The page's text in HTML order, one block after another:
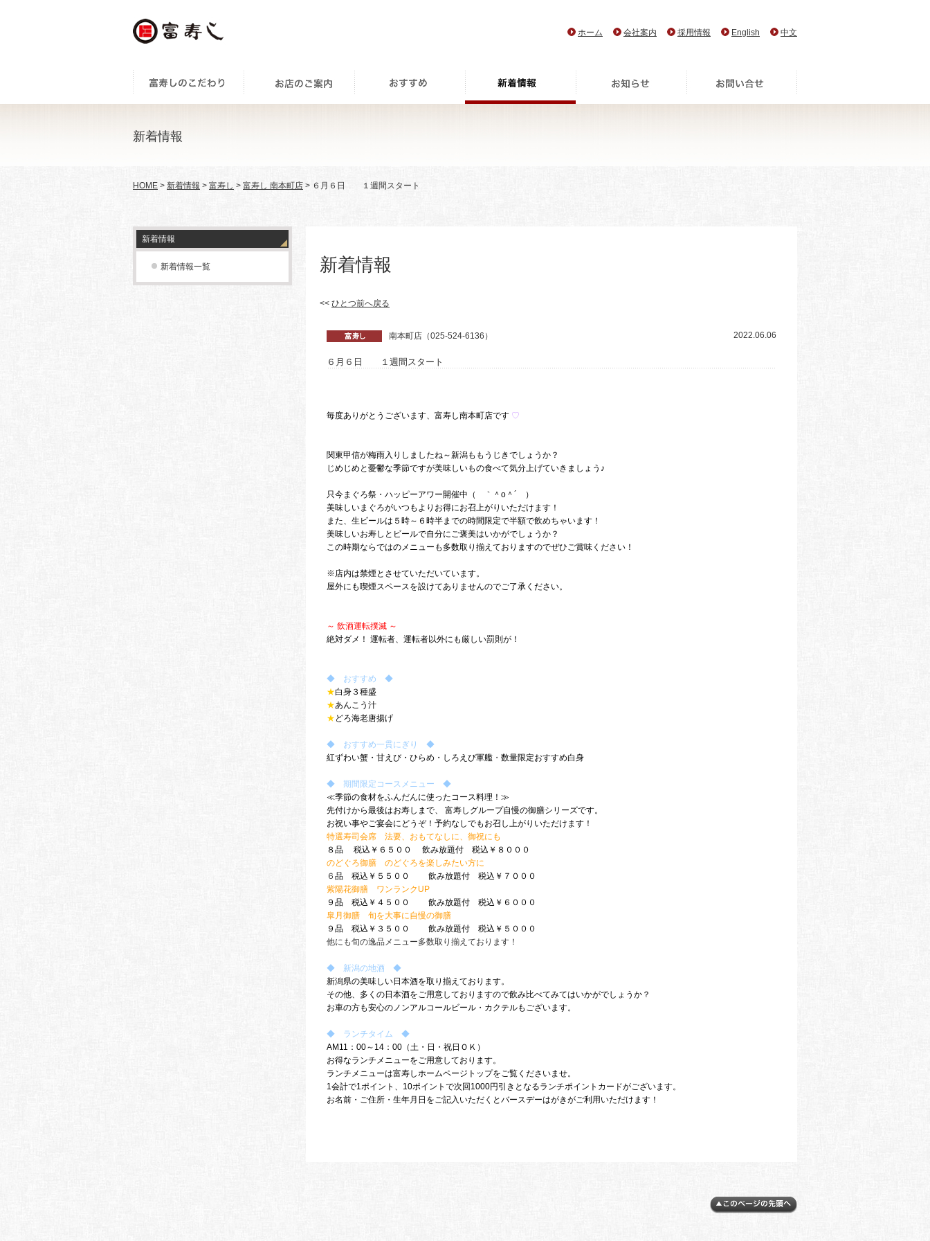
ホーム 会社案内 採用情報 English 中文
新着情報
HOME > 新着情報 > 富寿し > 富寿し 南本町店 > ６月６日 １週間スタート
新着情報
新着情報一覧 新着情報
<< ひとつ前へ戻る
南本町店（025-524-6136） 2022.06.06
６月６日 １週間スタート
毎度ありがとうございます、富寿し南本町店です ♡
関東甲信が梅雨入りしましたね～新潟ももうじきでしょうか？
じめじめと憂鬱な季節ですが美味しいもの食べて気分上げていきましょう♪
只今まぐろ祭・ハッピーアワー開催中（ ｀＾o＾´ ）
美味しいまぐろがいつもよりお得にお召上がりいただけます！
また、生ビールは５時～６時半までの時間限定で半額で飲めちゃいます！
美味しいお寿しとビールで自分にご褒美はいかがでしょうか？
この時期ならではのメニューも多数取り揃えておりますのでぜひご賞味ください！
※店内は禁煙とさせていただいています。
屋外にも喫煙スペースを設けてありませんのでご了承ください。
～ 飲酒運転撲滅 ～
絶対ダメ！ 運転者、運転者以外にも厳しい罰則が！
◆ おすすめ ◆
★白身３種盛
★あんこう汁
★ どろ海老唐揚げ
◆ おすすめ一貫にぎり ◆
紅ずわい蟹・甘えび・ひらめ・しろえび軍艦 ・ 数量限定おすすめ白身
◆ 期間限定コースメニュー ◆
≪季節の食材をふんだんに使ったコース料理！≫
先付けから最後はお寿しまで、
富寿しグループ自慢の御膳シリーズです。
お祝い事やご宴会にどうぞ！ 予約なしでもお召し上がりいただけます！
特選寿司会席 法要、おもてなしに、御祝にも
８品 税込￥６５００ 飲み放題付 税込￥８０００
のどぐろ御膳 のどぐろを楽しみたい方に
６ 品 税込￥５５００ 飲み放題付 税込￥７０００
紫陽花御膳 ワンランクUP
９品 税込￥４５００ 飲み放題付 税込￥６０００
皐月御膳 旬を大事に自慢の御膳
９品 税込￥３５００ 飲み放題付 税込￥５０００
他にも旬の逸品メニュー多数取り揃えております！
◆ 新潟の地酒 ◆
新潟県の美味しい日本酒を取り揃えております。
その他、多くの日本酒をご用意しておりますので飲み比べてみてはいかがでしょうか？
お車の方も安心のノンアルコールビール・カクテルもございます。
◆ ランチタイム ◆
AM11：00～14：00（土・日・祝日ＯＫ）
お得なランチメニューをご用意しております。
ランチメニューは富寿しホームページトップをご覧くださいませ。
1会計で1ポイント、10ポイントで次回1000円引きとなるランチポイントカードがございます。
お名前・ご住所・生年月日をご記入いただくとバースデーはがきがご利用いただけます！